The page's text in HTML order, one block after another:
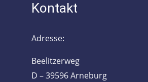
Kontakt
Adresse:
Beelitzerweg
D – 39596 Arneburg